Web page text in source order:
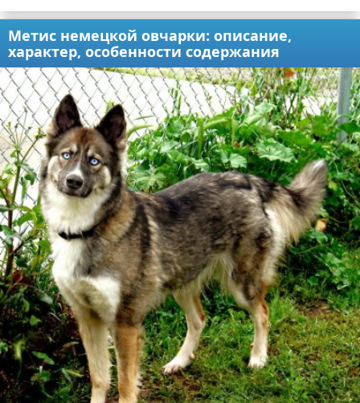
Метис немецкой овчарки: описание,
характер, особенности содержания